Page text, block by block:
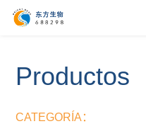
Productos
CATEGORÍA：